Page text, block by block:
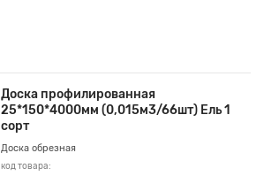
Доска профилированная
25*150*4000мм (0,015м3/66шт) Ель 1
сорт
Доска обрезная
код товара: